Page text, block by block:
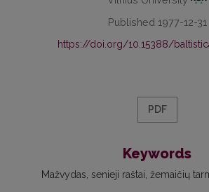
Published 1977-12-31
https://doi.org/10.15388/
PDF
Keywords
Mažvydas senieji raštai žemaičių